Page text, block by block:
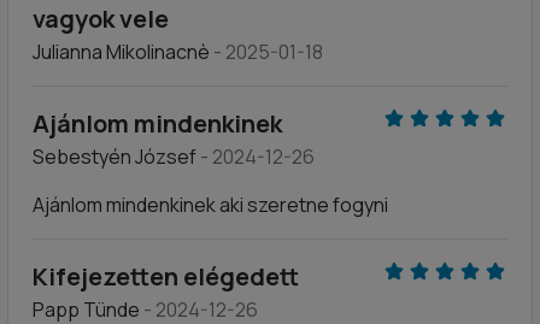
vagyok vele
Julianna Mikolinacnè - 2025-01-18
Ajánlom mindenkinek
Sebestyén József- 2024-12-26
Ajánlom mindenkinek aki szeretne fogyni
Kifejezetten elégedett
Papp Tünde - 2024-12-26